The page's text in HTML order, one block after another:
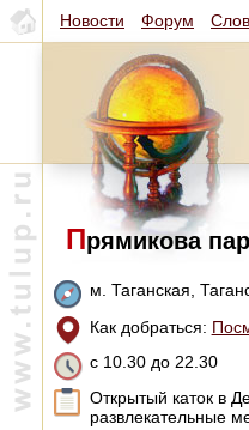
Новости Форум
Прямикова
м. Таганская,
Как добраться:
с 10.30 до 22.30
Открытый каток в
развлекательные